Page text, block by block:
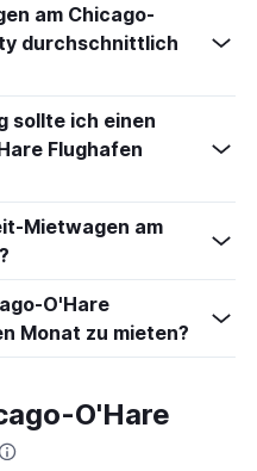
am Chicago-
durchschnittlich
sollte ich einen
Flughafen
Mietwagen am
O'Hare
Monat zu mieten?
O'Hare